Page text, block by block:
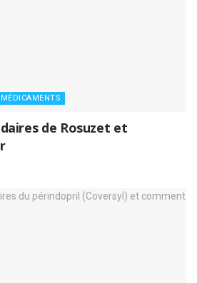
de Rosuzet et